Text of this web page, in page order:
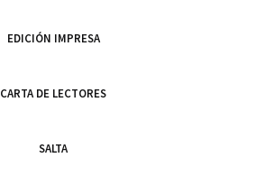
EDICIÓN IMPRESA
CARTA DE LECTORES
SALTA